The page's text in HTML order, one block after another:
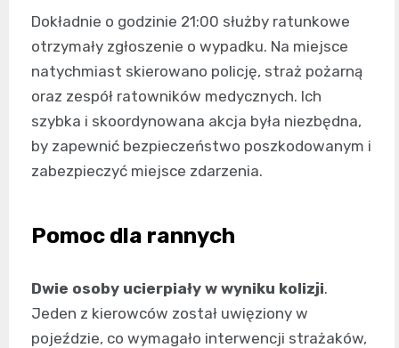
Dokładnie o godzinie 21:00 służby ratunkowe
otrzymały zgłoszenie o wypadku. Na miejsce
natychmiast skierowano policję, straż pożarną
oraz zespół ratowników medycznych. Ich
szybka i skoordynowana akcja była niezbędna,
by zapewnić bezpieczeństwo poszkodowanym i
zabezpieczyć miejsce zdarzenia.
Pomoc dla rannych
Dwie osoby ucierpiały w wyniku kolizji.
Jeden z kierowców został uwięziony w
pojeździe, co wymagało interwencji strażaków,